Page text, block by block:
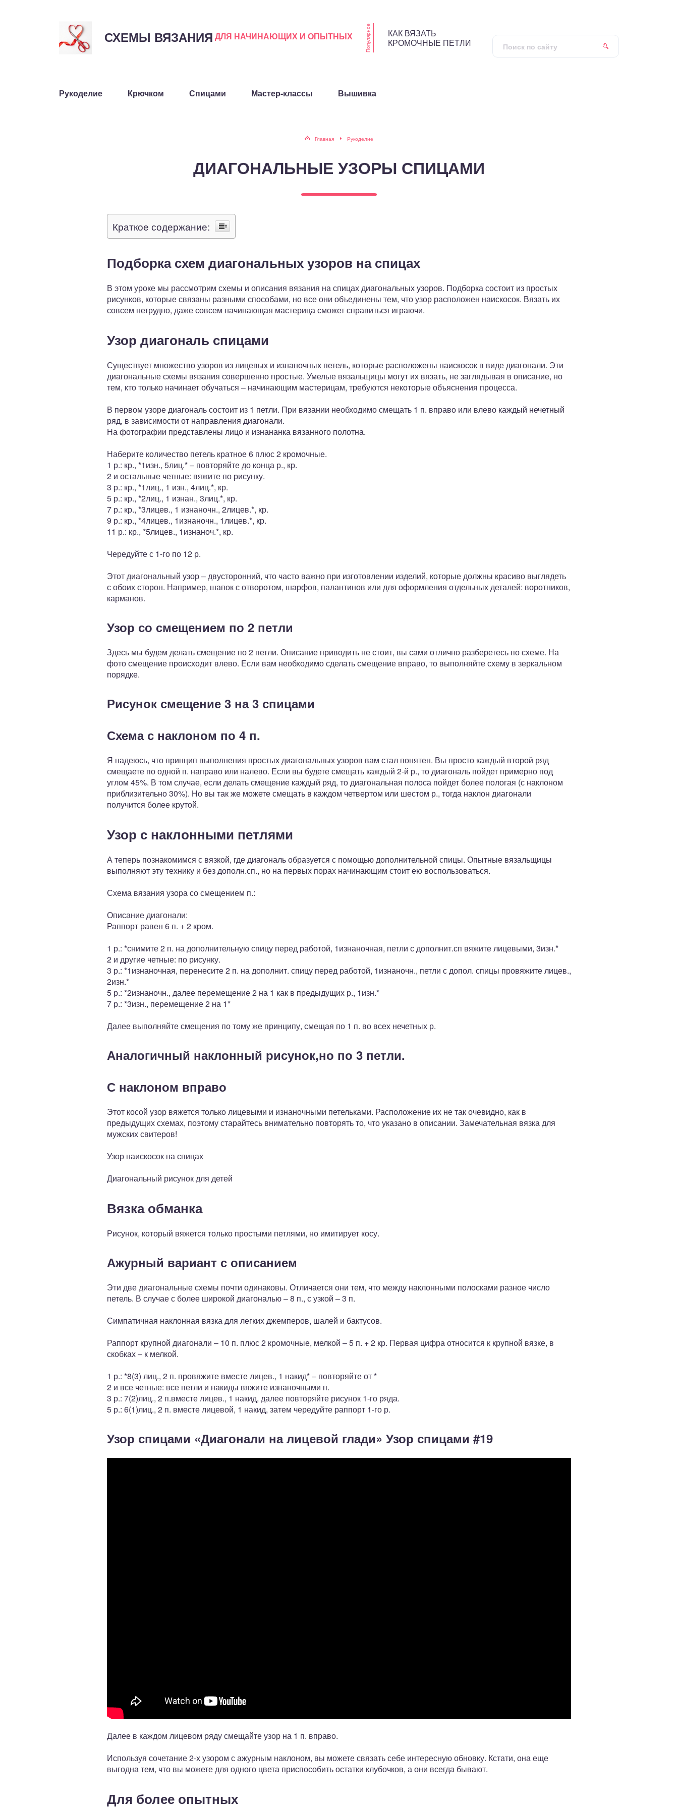
СХЕМЫ ВЯЗАНИЯ ДЛЯ НАЧИНАЮЩИХ И ОПЫТНЫХ Популярное
КАК ВЯЗАТЬ
КРОМОЧНЫЕ ПЕТЛИ
Рукоделие Крючком Спицами Мастер-классы Вышивка
Главная Рукоделие
ДИАГОНАЛЬНЫЕ УЗОРЫ СПИЦАМИ
Краткое содержание:
Подборка схем диагональных узоров на спицах
В этом уроке мы рассмотрим схемы и описания вязания на спицах диагональных узоров. Подборка состоит из простых
рисунков, которые связаны разными способами, но все они объединены тем, что узор расположен наискосок. Вязать их
совсем нетрудно, даже совсем начинающая мастерица сможет справиться играючи.
Узор диагональ спицами
Существует множество узоров из лицевых и изнаночных петель, которые расположены наискосок в виде диагонали. Эти
диагональные схемы вязания совершенно простые. Умелые вязальщицы могут их вязать, не заглядывая в описание, но
тем, кто только начинает обучаться – начинающим мастерицам, требуются некоторые объяснения процесса.
В первом узоре диагональ состоит из 1 петли. При вязании необходимо смещать 1 п. вправо или влево каждый нечетный
ряд, в зависимости от направления диагонали.
На фотографии представлены лицо и изнананка вязанного полотна.
Наберите количество петель кратное 6 плюс 2 кромочные.
1 р.: кр., *1изн., 5лиц.* – повторяйте до конца р., кр.
2 и остальные четные: вяжите по рисунку.
3 р.: кр., *1лиц., 1 изн., 4лиц.*, кр.
5 р.: кр., *2лиц., 1 изнан., 3лиц.*, кр.
7 р.: кр., *3лицев., 1 изнаночн., 2лицев.*, кр.
9 р.: кр., *4лицев., 1изнаночн., 1лицев.*, кр.
11 р.: кр., *5лицев., 1изнаноч.*, кр.
Чередуйте с 1-го по 12 р.
Этот диагональный узор – двусторонний, что часто важно при изготовлении изделий, которые должны красиво выглядеть
с обоих сторон. Например, шапок с отворотом, шарфов, палантинов или для оформления отдельных деталей: воротников,
карманов.
Узор со смещением по 2 петли
Здесь мы будем делать смещение по 2 петли. Описание приводить не стоит, вы сами отлично разберетесь по схеме. На
фото смещение происходит влево. Если вам необходимо сделать смещение вправо, то выполняйте схему в зеркальном
порядке.
Рисунок смещение 3 на 3 спицами
Схема с наклоном по 4 п.
Я надеюсь, что принцип выполнения простых диагональных узоров вам стал понятен. Вы просто каждый второй ряд
смещаете по одной п. направо или налево. Если вы будете смещать каждый 2-й р., то диагональ пойдет примерно под
углом 45%. В том случае, если делать смещение каждый ряд, то диагональная полоса пойдет более пологая (с наклоном
приблизительно 30%). Но вы так же можете смещать в каждом четвертом или шестом р., тогда наклон диагонали
получится более крутой.
Узор с наклонными петлями
А теперь познакомимся с вязкой, где диагональ образуется с помощью дополнительной спицы. Опытные вязальщицы
выполняют эту технику и без дополн.сп., но на первых порах начинающим стоит ею воспользоваться.
Схема вязания узора со смещением п.:
Описание диагонали:
Раппорт равен 6 п. + 2 кром.
1 р.: *снимите 2 п. на дополнительную спицу перед работой, 1изнаночная, петли с дополнит.сп вяжите лицевыми, 3изн.*
2 и другие четные: по рисунку.
3 р.: *1изнаночная, перенесите 2 п. на дополнит. спицу перед работой, 1изнаночн., петли с допол. спицы провяжите лицев.,
2изн.*
5 р.: *2изнаночн., далее перемещение 2 на 1 как в предыдущих р., 1изн.*
7 р.: *3изн., перемещение 2 на 1*
Далее выполняйте смещения по тому же принципу, смещая по 1 п. во всех нечетных р.
Аналогичный наклонный рисунок,но по 3 петли.
С наклоном вправо
Этот косой узор вяжется только лицевыми и изнаночными петельками. Расположение их не так очевидно, как в
предыдущих схемах, поэтому старайтесь внимательно повторять то, что указано в описании. Замечательная вязка для
мужских свитеров!
Узор наискосок на спицах
Диагональный рисунок для детей
Вязка обманка
Рисунок, который вяжется только простыми петлями, но имитирует косу.
Ажурный вариант с описанием
Эти две диагональные схемы почти одинаковы. Отличается они тем, что между наклонными полосками разное число
петель. В случае с более широкой диагональю – 8 п., с узкой – 3 п.
Симпатичная наклонная вязка для легких джемперов, шалей и бактусов.
Раппорт крупной диагонали – 10 п. плюс 2 кромочные, мелкой – 5 п. + 2 кр. Первая цифра относится к крупной вязке, в
скобках – к мелкой.
1 р.: *8(3) лиц., 2 п. провяжите вместе лицев., 1 накид* – повторяйте от *
2 и все четные: все петли и накиды вяжите изнаночными п.
3 р.: 7(2)лиц., 2 п.вместе лицев., 1 накид, далее повторяйте рисунок 1-го ряда.
5 р.: 6(1)лиц., 2 п. вместе лицевой, 1 накид, затем чередуйте раппорт 1-го р.
Узор спицами «Диагонали на лицевой глади» Узор спицами #19
Далее в каждом лицевом ряду смещайте узор на 1 п. вправо.
Используя сочетание 2-х узором с ажурным наклоном, вы можете связать себе интересную обновку. Кстати, она еще
выгодна тем, что вы можете для одного цвета приспособить остатки клубочков, а они всегда бывают.
Для более опытных